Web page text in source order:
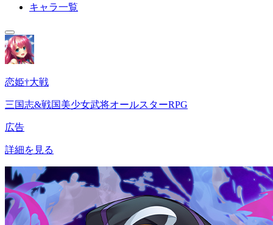
キャラ一覧
恋姫†大戦
三国志&戦国美少女武将オールスターRPG
広告
詳細を見る